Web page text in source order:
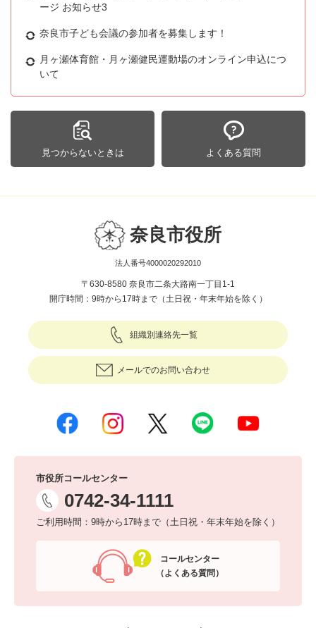
ージ お知らせ3
奈良市子ども会議の参加者を募集します！
月ヶ瀬体育館・月ヶ瀬健民運動場のオンライン申込につ
いて
見つからないときは よくある質問
奈良市役所
法人番号4000020292010
〒630-8580 奈良市二条大路南一丁目1-1
開庁時間：9時から17時まで（土日祝・年末年始を除く）
組織別連絡先一覧
メールでのお問い合わせ
市役所コールセンター
0742-34-1111
ご利用時間：9時から17時まで（土日祝・年末年始を除く）
コールセンター
（よくある質問）